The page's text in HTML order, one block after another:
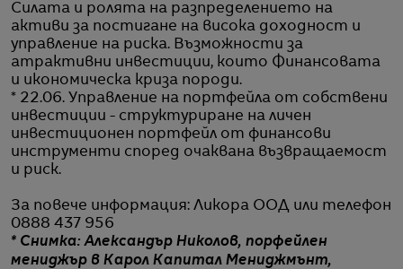
Силата и ролята на разпределението на
активи за постигане на висока доходност и
управление на риска. Възможности за
атрактивни инвестиции, които Финансовата
и икономическа криза породи.
* 22.06. Управление на портфейла от собствени
инвестиции - структуриране на личен
инвестиционен портфейл от финансови
инструменти според очаквана възвращаемост
и риск.
За повече информация: Ликора ООД или телефон
0888 437 956
* Снимка:Александър Николов, порфейлен
мениджър в Карол Капитал Мениджмънт,